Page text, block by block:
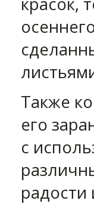
Также
его
с
радости